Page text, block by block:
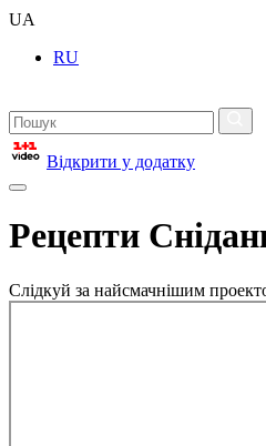
UA
RU
Відкрити у додатку
Рецепти
Слідкуй за найсмачнішим